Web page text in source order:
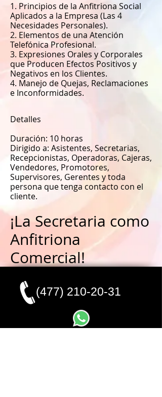
1. Principios de la Anfitriona Social
Aplicados a la Empresa (Las 4
Necesidades Personales).
2. Elementos de una Atención
Telefónica Profesional.
3. Expresiones Orales y Corporales
que Producen Efectos Positivos y
Negativos en los Clientes.
4. Manejo de Quejas, Reclamaciones
e Inconformidades.
Detalles
Duración: 10 horas
Dirigido a: Asistentes, Secretarias,
Recepcionistas, Operadoras, Cajeras,
Vendedores, Promotores,
Supervisores, Gerentes y toda
persona que tenga contacto con el
cliente.
¡La Secretaria como
Anfitriona
Comercial!
(477) 210-20-31